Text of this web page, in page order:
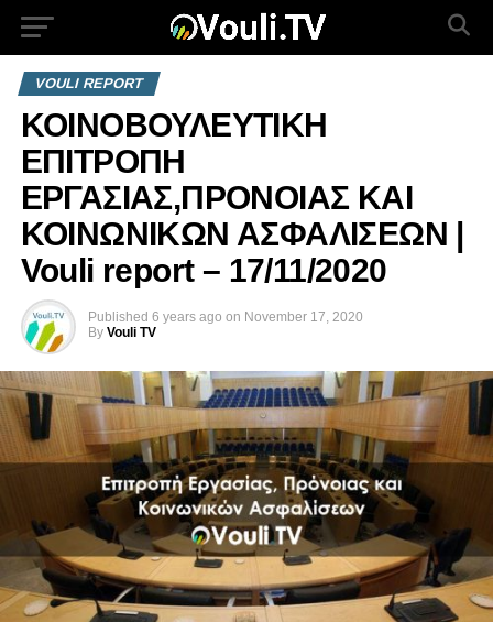
VOULI REPORT
ΚΟΙΝΟΒΟΥΛΕΥΤΙΚΗ
ΕΠΙΤΡΟΠΗ
ΕΡΓΑΣΙΑΣ,ΠΡΟΝΟΙΑΣ ΚΑΙ
ΚΟΙΝΩΝΙΚΩΝ ΑΣΦΑΛΙΣΕΩΝ |
Vouli report – 17/11/2020
Published 6 years ago on November 17, 2020
By Vouli TV